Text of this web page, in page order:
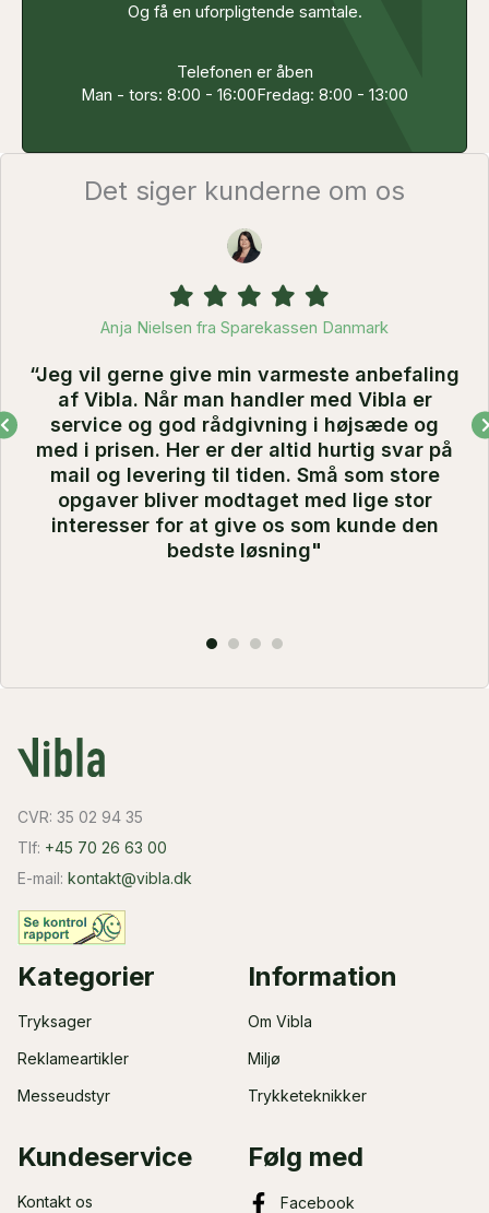
Og få en uforpligtende samtale.
Telefonen er åben
Man - tors: 8:00 - 16:00 Fredag: 8:00 - 13:00
Det siger kunderne om os
FilledFilledFilledFilledFilled
Anja Nielsen fra Sparekassen Danmark
“Jeg vil gerne give min varmeste anbefaling
af Vibla. Når man handler med Vibla er
service og god rådgivning i højsæde og
med i prisen. Her er der altid hurtig svar på
mail og levering til tiden. Små som store
opgaver bliver modtaget med lige stor
interesser for at give os som kunde den
bedste løsning"
CVR: 35 02 94 35
Tlf: +45 70 26 63 00
E-mail: kontakt@vibla.dk
Kategorier
Tryksager
Reklameartikler
Messeudstyr
Information
Om Vibla
Miljø
Trykketeknikker
Kundeservice
Kontakt os
Følg med
Facebook